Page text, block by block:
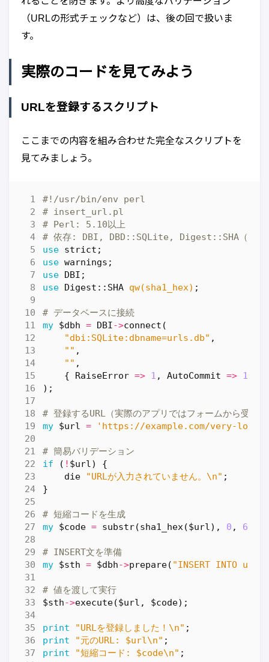
（URLの形式チェックなど）は、後の回で扱いま
す。
実際のコードを見てみよう
URLを登録するスクリプト
ここまでの内容を組み合わせた完全なスクリプトを
見てみましょう。
#!/usr/bin/env perl
# insert_url.pl
# Perl: 5.10以上
# 依存: DBI, DBD::SQLite, Digest::SHA（cpanm
use strict ;
use warnings ;
use DBI ;
use Digest::SHA qw(sha1_hex) ;
# データベースに接続
my $dbh = DBI->connect (
"dbi:SQLite:dbname=urls.db" ,
"" ,
"" ,
{
RaiseError => 1 , AutoCommit => 1
);
# 登録するURL（実際のアプリではフォームから受け
my $url = 'https://example.com/very-
# 簡易バリデーション
if
( ! $url)
{
die
"URLが入力されていません。\n" ;
}
# 短縮コードを生成
my $code = substr(sha1_hex($url), 0 , 6
# INSERT文を準備
my $sth = $dbh->prepare( "INSERT INTO
# 値を渡して実行
$sth->execute($url , $code);
print "URLを登録しました！\n" ;
print
"元のURL: $url\n" ;
print
"短縮コード: $code\n" ;